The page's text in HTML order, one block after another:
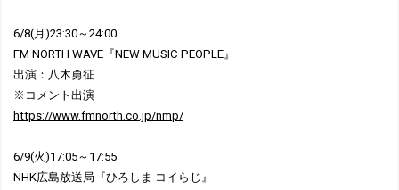
6/8(月)23:30～24:00
FM NORTH WAVE『NEW MUSIC PEOPLE』
出演：八木勇征
※コメント出演
https://www.fmnorth.co.jp/nmp/
6/9(火)17:05～17:55
NHK広島放送局『ひろしま コイらじ』